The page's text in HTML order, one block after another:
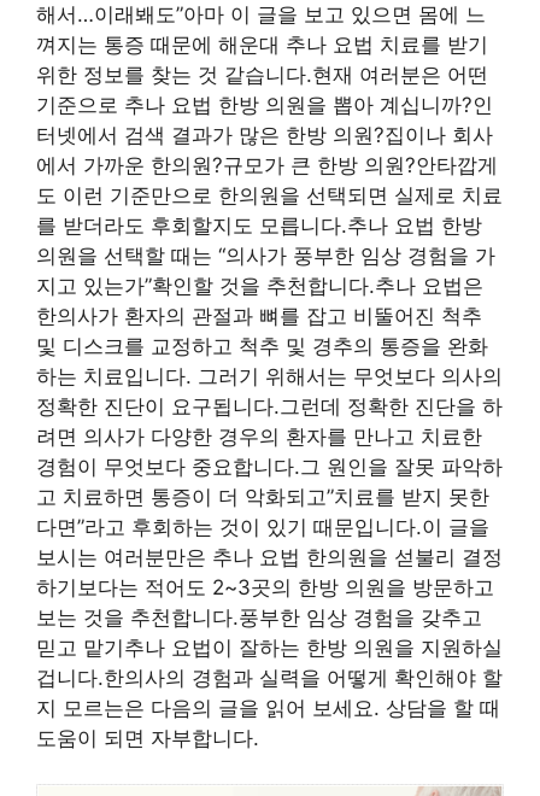
해서…이래봬도”아마 이 글을 보고 있으면 몸에 느
껴지는 통증 때문에 해운대 추나 요법 치료를 받기
위한 정보를 찾는 것 같습니다.현재 여러분은 어떤
기준으로 추나 요법 한방 의원을 뽑아 계십니까?인
터넷에서 검색 결과가 많은 한방 의원?집이나 회사
에서 가까운 한의원?규모가 큰 한방 의원?안타깝게
도 이런 기준만으로 한의원을 선택되면 실제로 치료
를 받더라도 후회할지도 모릅니다.추나 요법 한방
의원을 선택할 때는 “의사가 풍부한 임상 경험을 가
지고 있는가”확인할 것을 추천합니다.추나 요법은
한의사가 환자의 관절과 뼈를 잡고 비뚤어진 척추
및 디스크를 교정하고 척추 및 경추의 통증을 완화
하는 치료입니다. 그러기 위해서는 무엇보다 의사의
정확한 진단이 요구됩니다.그런데 정확한 진단을 하
려면 의사가 다양한 경우의 환자를 만나고 치료한
경험이 무엇보다 중요합니다.그 원인을 잘못 파악하
고 치료하면 통증이 더 악화되고”치료를 받지 못한
다면”라고 후회하는 것이 있기 때문입니다.이 글을
보시는 여러분만은 추나 요법 한의원을 섣불리 결정
하기보다는 적어도 2~3곳의 한방 의원을 방문하고
보는 것을 추천합니다.풍부한 임상 경험을 갖추고
믿고 맡기추나 요법이 잘하는 한방 의원을 지원하실
겁니다.한의사의 경험과 실력을 어떻게 확인해야 할
지 모르는은 다음의 글을 읽어 보세요. 상담을 할 때
도움이 되면 자부합니다.